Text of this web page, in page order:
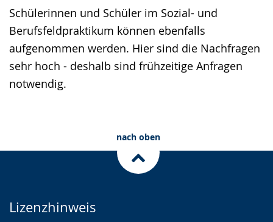
Schülerinnen und Schüler im Sozial- und
Berufsfeldpraktikum können ebenfalls
aufgenommen werden. Hier sind die Nachfragen
sehr hoch - deshalb sind frühzeitige Anfragen
notwendig.
Gebärdensprache
wird
angezeigt.
nach oben
Lizenzhinweis